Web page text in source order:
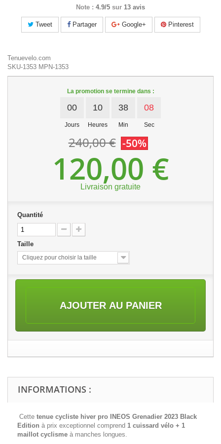
Note : 4.9/5 sur 13 avis
Tweet Partager Google+ Pinterest
Tenuevelo.com
SKU-1353 MPN-1353
La promotion se termine dans :
00
Jours
10
Heures
38
Min
07
Sec
240,00 € -50%
120,00 €
Livraison gratuite
Quantité
Taille
Cliquez pour choisir la taille
AJOUTER AU PANIER
INFORMATIONS :
Cette tenue cycliste hiver pro INEOS Grenadier 2023 Black
Edition à prix exceptionnel comprend 1 cuissard vélo + 1
maillot cyclisme à manches longues.